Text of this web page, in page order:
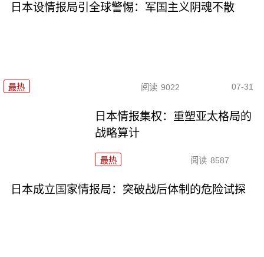
日本设情报局引全球警惕：军国主义阴魂不散
最热 阅读 9022 07-31
日本情报集权：重塑亚太格局的
战略算计
最热 阅读 8587
日本成立国家情报局：突破战后体制的危险试探